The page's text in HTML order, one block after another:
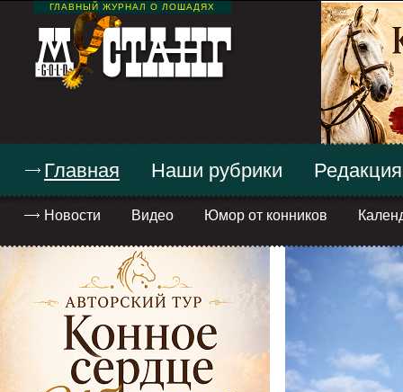
ГЛАВНЫЙ ЖУРНАЛ О ЛОШАДЯХ
Главная
Новости Видео Юмор от конников
Наши рубрики Редакция